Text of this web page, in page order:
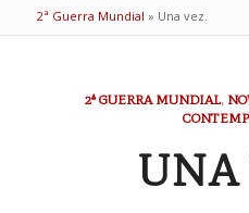
2ª Guerra Mundial » Una vez.
2ª GUERRA MUNDIAL,
UNA